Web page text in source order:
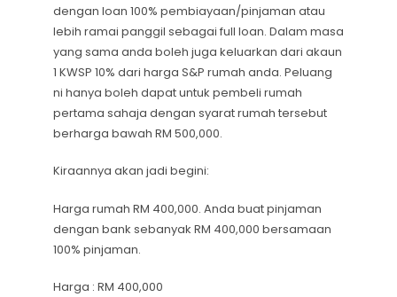
dengan loan 100% pembiayaan/pinjaman atau
lebih ramai panggil sebagai full loan. Dalam masa
yang sama anda boleh juga keluarkan dari akaun
1 KWSP 10% dari harga S&P rumah anda. Peluang
ni hanya boleh dapat untuk pembeli rumah
pertama sahaja dengan syarat rumah tersebut
berharga bawah RM 500,000.
Kiraannya akan jadi begini:
Harga rumah RM 400,000. Anda buat pinjaman
dengan bank sebanyak RM 400,000 bersamaan
100% pinjaman.
Harga : RM 400,000